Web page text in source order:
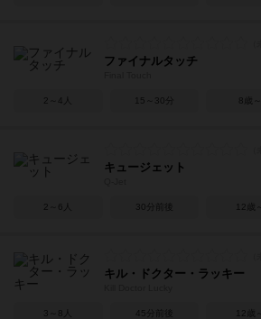
ファイナルタッチ
2～4人 15～30分 8歳～
キュージェット
2～6人 30分前後 12歳～
キル・ドクター・ラッキー
3～8人 45分前後 12歳～